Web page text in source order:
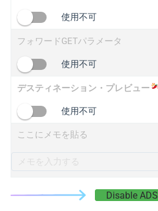
使用不可
フォワードGETパラメータ
使用不可
デスティネーション・プレビュー
使用不可
ここにメモを貼る
Disable ADS